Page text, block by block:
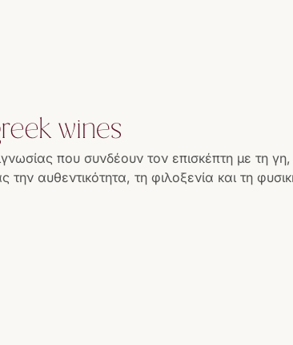
που συνδέουν τον επισκέπτη με τη
αυθεντικότητα, τη φιλοξενία και τη